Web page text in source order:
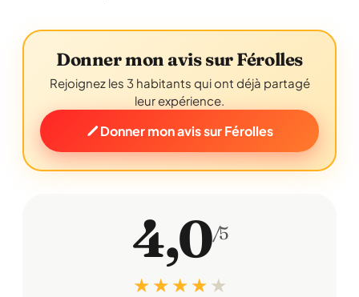
Donner mon avis sur Férolles
Rejoignez les 3 habitants qui ont déjà partagé
leur expérience.
Donner mon avis sur Férolles
4,0/5
★ ★ ★ ★ ★